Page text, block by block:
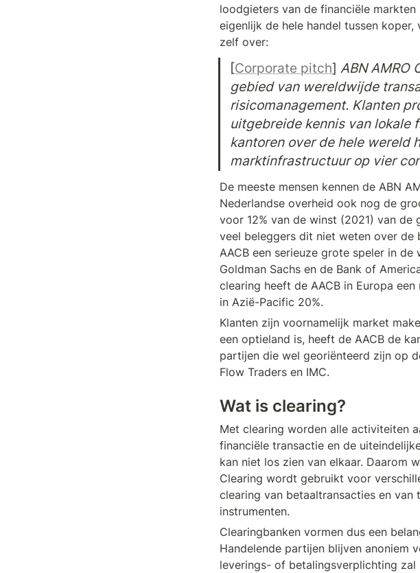
loodgieters van de financiële
eigenlijk de hele handel tussen
zelf over:
[Corporate pitch] ABN AMRO
gebied van wereldwijde
risicomanagement. Klanten
uitgebreide kennis van lokale
kantoren over de hele wereld
marktinfrastructuur op vier
De meeste mensen kennen de ABN
Nederlandse overheid ook nog de
voor 12% van de winst (2021) van de
veel beleggers dit niet weten over de
AACB een serieuze grote speler in
Goldman Sachs en de Bank of
clearing heeft de AACB in Europa
in Azië-Pacific 20%.
Klanten zijn voornamelijk market
een optieland is, heeft de AACB de
partijen die wel georiënteerd zijn op
Flow Traders en IMC.
Wat is clearing?
Met clearing worden alle activiteiten
financiële transactie en de
kan niet los zien van elkaar. Daarom
Clearing wordt gebruikt voor
clearing van betaaltransacties en
instrumenten.
Clearingbanken vormen dus een
Handelende partijen blijven anoniem
leverings- of betalingsverplichting zal